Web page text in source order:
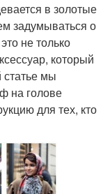
в золотые
задумываться о
не только
который
статье мы
на голове
для тех, кто